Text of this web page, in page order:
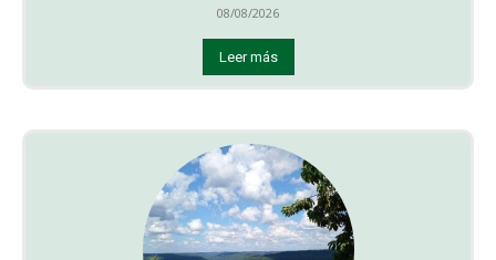
08/08/2026
Leer más